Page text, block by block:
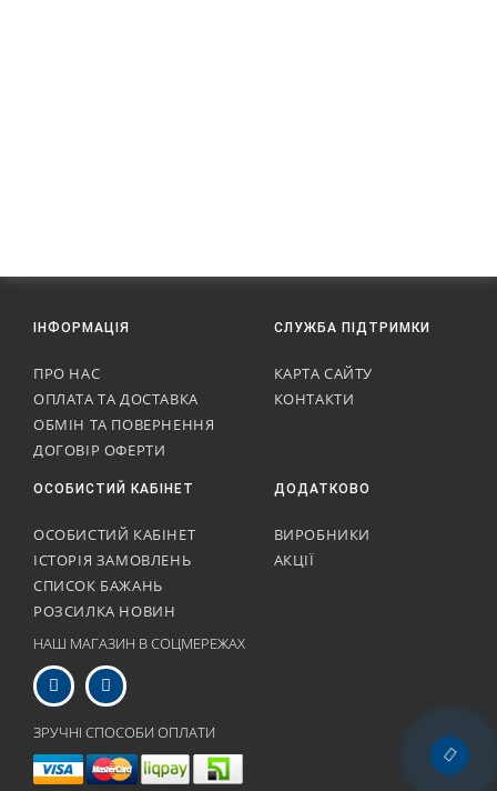
ІНФОРМАЦІЯ
ПРО НАС
ОПЛАТА ТА ДОСТАВКА
ОБМІН ТА ПОВЕРНЕННЯ
ДОГОВІР ОФЕРТИ
СЛУЖБА ПІДТРИМКИ
КАРТА САЙТУ
КОНТАКТИ
ОСОБИСТИЙ КАБІНЕТ
ОСОБИСТИЙ КАБІНЕТ
ІСТОРІЯ ЗАМОВЛЕНЬ
СПИСОК БАЖАНЬ
РОЗСИЛКА НОВИН
ДОДАТКОВО
ВИРОБНИКИ
АКЦІЇ
НАШ МАГАЗИН В СОЦМЕРЕЖАХ
ЗРУЧНІ СПОСОБИ ОПЛАТИ